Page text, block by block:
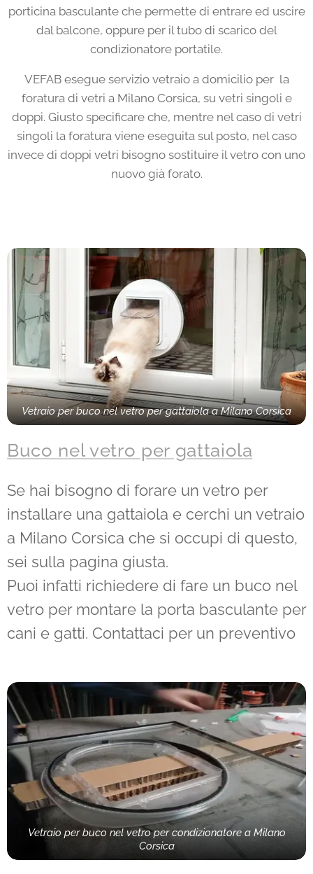
porticina basculante che permette di entrare ed uscire
dal balcone, oppure per il tubo di scarico del
condizionatore portatile.
VEFAB esegue servizio vetraio a domicilio per la
foratura di vetri a Milano Corsica, su vetri singoli e
doppi. Giusto specificare che, mentre nel caso di vetri
singoli la foratura viene eseguita sul posto, nel caso
invece di doppi vetri bisogno sostituire il vetro con uno
nuovo già forato.
Vetraio per buco nel vetro per gattaiola a Milano Corsica
Buco nel vetro per gattaiola
Se hai bisogno di forare un vetro per
installare una gattaiola e cerchi un vetraio
a Milano Corsica che si occupi di questo,
sei sulla pagina giusta.
Puoi infatti richiedere di fare un buco nel
vetro per montare la porta basculante per
cani e gatti. Contattaci per un preventivo
Vetraio per buco nel vetro per condizionatore a Milano
Corsica